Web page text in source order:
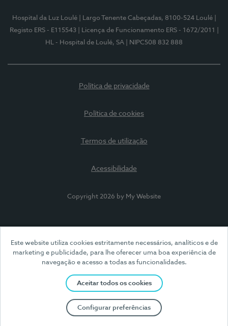
Este website utiliza cookies estritamente necessários, analíticos e de
marketing e publicidade, para lhe oferecer uma boa experiência de
navegação e acesso a todas as funcionalidades.
Aceitar todos os cookies
Configurar preferências
Hospital da Luz Loulé | Largo Tenente Cabeçadas, 8100-524 Loulé
Registo ERS - E115543
| Licença de Funcionamento ERS - 1672/2011
HL - Hospital de Loulé, SA
| NIPC508 832 888
Política de privacidade
Política de cookies
Termos de utilização
Acessibilidade
Copyright 2026 by My Website